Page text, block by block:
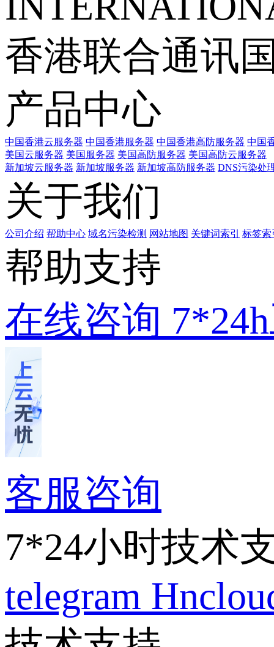
香港联合通讯
产品中心
中国香港云服务器 中国香港服务器 中国香港高防服务器 中国
美国云服务器 美国服务器 美国高防服务器 美国高防云服务器
新加坡云服务器 新加坡服务器 新加坡高防服务器 DNS污染处
关于我们
公司介绍 帮助中心 域名污染检测 网站地图 关键词索引 标签索
帮助支持
在线咨询
客服咨询
7*24小时技术
telegram